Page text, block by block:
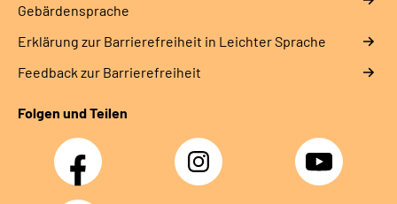
Gebärdensprache
Erklärung zur Barrierefreiheit in Leichter Sprache
Feedback zur Barrierefreiheit
Folgen und Teilen
Facebook Instagram YouTube